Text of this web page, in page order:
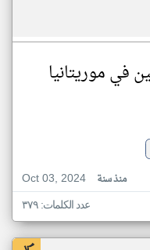
في موريتانيا
Oct 03, 2024
منذ سنة
عدد الكلمات: ٣٧٩